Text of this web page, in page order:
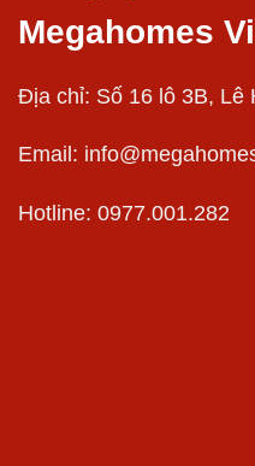
Megahomes
Địa chỉ: Số 16 lô 3B, Lê
Email:
Hotline: 0977.001.282